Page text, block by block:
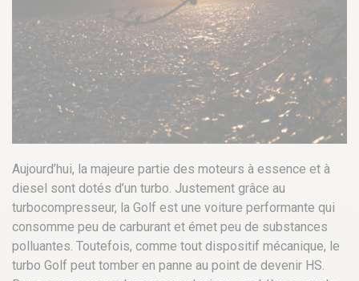
Aujourd’hui, la majeure partie des moteurs à essence et à
diesel sont dotés d’un turbo. Justement grâce au
turbocompresseur, la Golf est une voiture performante qui
consomme peu de carburant et émet peu de substances
polluantes. Toutefois, comme tout dispositif mécanique, le
turbo Golf peut tomber en panne au point de devenir HS.